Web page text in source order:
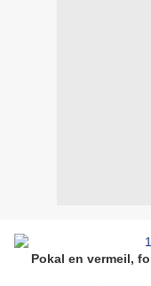
Pokal en vermeil,